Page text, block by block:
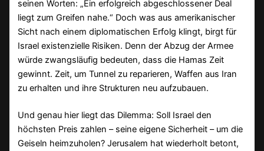
seinen Worten: „Ein erfolgreich abgeschlossener Deal
liegt zum Greifen nahe.“ Doch was aus amerikanischer
Sicht nach einem diplomatischen Erfolg klingt, birgt für
Israel existenzielle Risiken. Denn der Abzug der Armee
würde zwangsläufig bedeuten, dass die Hamas Zeit
gewinnt. Zeit, um Tunnel zu reparieren, Waffen aus Iran
zu erhalten und ihre Strukturen neu aufzubauen.
Und genau hier liegt das Dilemma: Soll Israel den
höchsten Preis zahlen – seine eigene Sicherheit – um die
Geiseln heimzuholen? Jerusalem hat wiederholt betont,